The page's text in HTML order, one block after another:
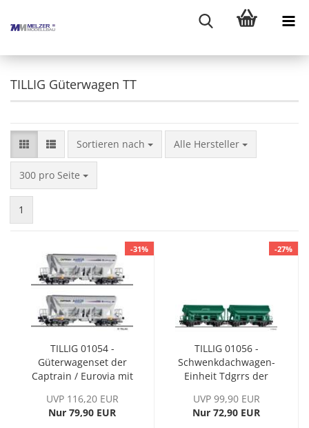
TILLIG Güterwagen TT
Sortieren nach
Sortieren nach Alle Hersteller
300 pro Seite
pro Seite
1
-31%
TILLIG 01054 -
Güterwagenset der
Captrain / Eurovia mit
Selbstentladewagen
Faccns
UVP 116,20 EUR
Nur 79,90 EUR
-27%
TILLIG 01056 -
Schwenkdachwagen-
Einheit Tdgrrs der
Agro (CZ)
UVP 99,90 EUR
Nur 72,90 EUR